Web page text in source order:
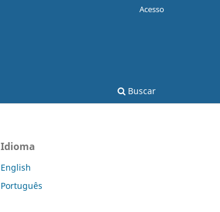
Buscar
Acesso
Idioma
English
Português